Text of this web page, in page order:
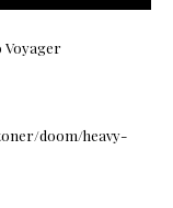
Voyager
doom/heavy-